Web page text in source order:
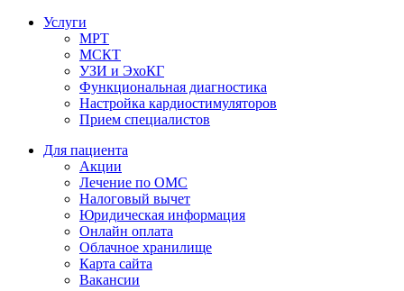
Услуги
МРТ
МСКТ
УЗИ и ЭхоКГ
Функциональная диагностика
Настройка кардиостимуляторов
Прием специалистов
Для пациента
Акции
Лечение по ОМС
Налоговый вычет
Юридическая информация
Онлайн оплата
Облачное хранилище
Карта сайта
Вакансии